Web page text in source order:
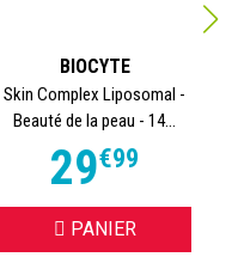
BIOCYTE
Skin Complex Liposomal -
Beauté de la peau - 14...
29€99
PANIER